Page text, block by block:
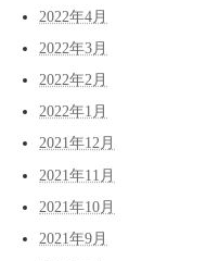
2022年4月
2022年3月
2022年2月
2022年1月
2021年12月
2021年11月
2021年10月
2021年9月